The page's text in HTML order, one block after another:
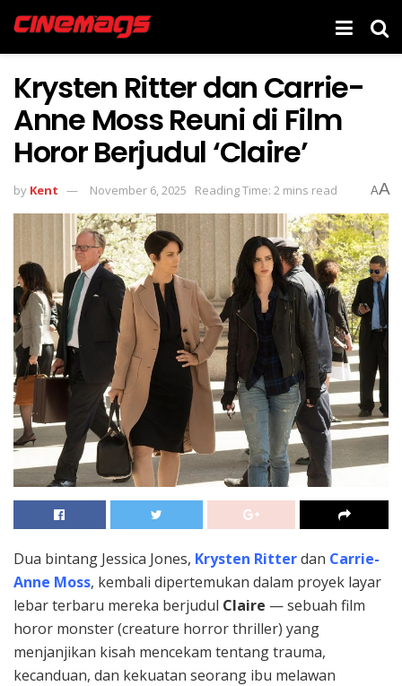
Krysten Ritter dan Carrie-
Anne Moss Reuni di Film
Horor Berjudul ‘Claire’
by Kent November 6, 2025 Reading Time: 2 mins read AA
Dua bintang Jessica Jones, Krysten Ritterdan Carrie-
Anne Moss, kembali dipertemukan dalam proyek layar
lebar terbaru mereka berjudul Claire — sebuah film
horor monster (creature horror thriller) yang
menjanjikan kisah mencekam tentang trauma,
kecanduan, dan kekuatan seorang ibu melawan